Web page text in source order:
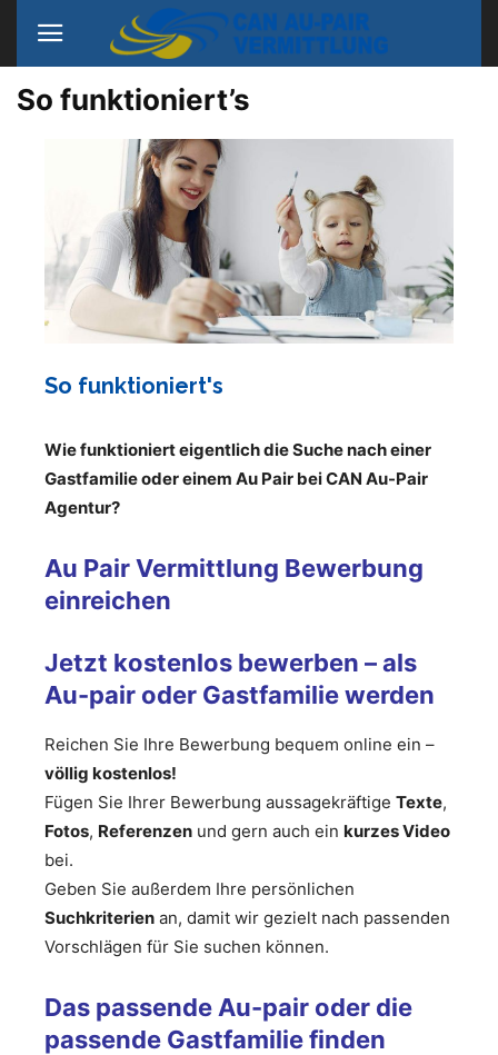
So funktioniert’s
So funktioniert's
Wie funktioniert eigentlich die Suche nach einer
Gastfamilie oder einem Au Pair bei CAN Au-Pair
Agentur?
Au Pair Vermittlung Bewerbung
einreichen
Jetzt kostenlos bewerben – als
Au-pair oder Gastfamilie werden
Reichen Sie Ihre Bewerbung bequem online ein –
völlig kostenlos!
Fügen Sie Ihrer Bewerbung aussagekräftige Texte,
Fotos, Referenzen und gern auch ein kurzes Video
bei.
Geben Sie außerdem Ihre persönlichen
Suchkriterien an, damit wir gezielt nach passenden
Vorschlägen für Sie suchen können.
Das passende Au-pair oder die
passende Gastfamilie finden